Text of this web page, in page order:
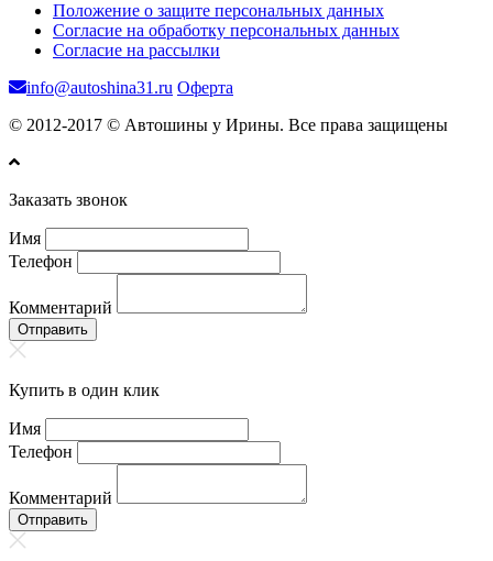
Положение о защите персональных данных
Согласие на обработку персональных данных
Согласие на рассылки
info@autoshina31.ru Оферта
© 2012-2017 © Автошины у Ирины. Все права защищены
Заказать звонок
Имя
Телефон
Комментарий
Отправить
Купить в один клик
Имя
Телефон
Комментарий
Отправить